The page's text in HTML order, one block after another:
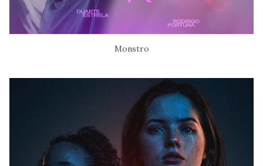
Monstro